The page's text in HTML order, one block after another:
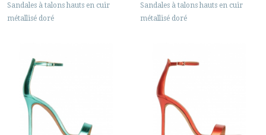
Sandales à talons hauts en cuir
métallisé doré
Sandales à talons hauts en cuir
métallisé doré